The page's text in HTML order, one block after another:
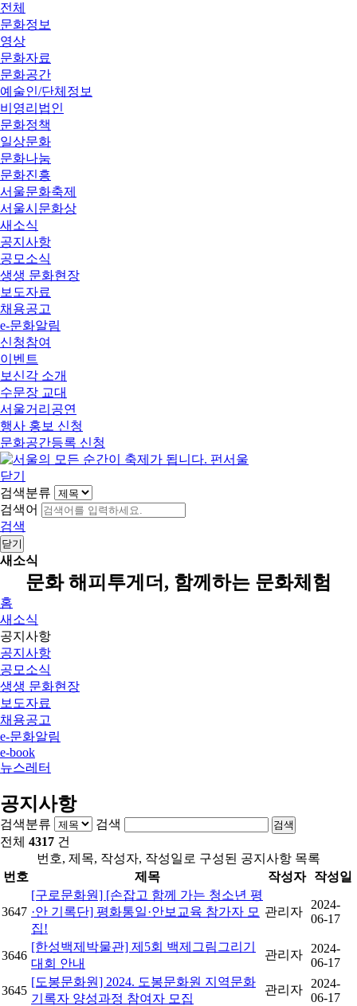
전체
문화정보
영상
문화자료
문화공간
예술인/단체정보
비영리법인
문화정책
일상문화
문화나눔
문화진흥
서울문화축제
서울시문화상
새소식
공지사항
공모소식
생생 문화현장
보도자료
채용공고
e-문화알림
신청참여
이벤트
보신각 소개
수문장 교대
서울거리공연
행사 홍보 신청
문화공간등록 신청
닫기
검색분류
검색어
검색
닫기
새소식
문화 해피투게더, 함께하는 문화체험
홈
새소식
공지사항
공지사항
공모소식
생생 문화현장
보도자료
채용공고
e-문화알림
e-book
뉴스레터
공지사항
검색분류 검색 검색
전체 4317 건
번호, 제목, 작성자, 작성일로 구성된 공지사항 목록
번호
제목 작성자 작성일
3647
[구로문화원] [손잡고 함께 가는 청소년 평
·안 기록단] 평화통일·안보교육 참가자 모
집!
관리자
2024-
06-17
3646
[한성백제박물관] 제5회 백제그림그리기
대회 안내
관리자
2024-
06-17
3645
[도봉문화원] 2024. 도봉문화원 지역문화
기록자 양성과정 참여자 모집
관리자
2024-
06-17